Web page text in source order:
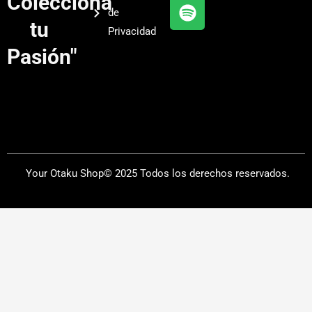
tu
Pasión"
de
Privacidad
a
Your Otaku Shop© 2025 Todos los derechos reservados.